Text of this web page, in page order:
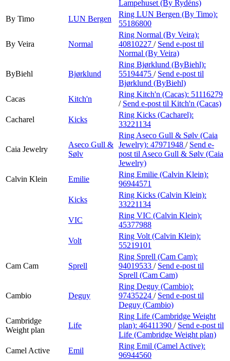
Lampehuset (By Rydéns)
By Timo
LUN Bergen
Ring LUN Bergen (By Timo):
55186800
By Veira Normal
Ring Normal (By Veira):
40810227 / Send e-post til
Normal (By Veira)
ByBiehl Bjørklund
Ring Bjørklund (ByBiehl):
55194475 / Send e-post til
Bjørklund (ByBiehl)
Cacas
Kitch'n
Ring Kitch'n (Cacas): 51116279
/ Send e-post til Kitch'n (Cacas)
Cacharel
Kicks
Ring Kicks (Cacharel):
33221134
Caia Jewelry
Aseco Gull &
Sølv
Ring Aseco Gull & Sølv (Caia
Jewelry): 47971948 / Send e-
post til Aseco Gull & Sølv (Caia
Jewelry)
Calvin Klein
Emilie
Ring Emilie (Calvin Klein):
96944571
Kicks
Ring Kicks (Calvin Klein):
33221134
VIC
Ring VIC (Calvin Klein):
45377988
Volt
Ring Volt (Calvin Klein):
55219101
Cam Cam Sprell
Ring Sprell (Cam Cam):
94019533 / Send e-post til
Sprell (Cam Cam)
Cambio Deguy
Ring Deguy (Cambio):
97435224 / Send e-post til
Deguy (Cambio)
Cambridge
Weight plan
Life
Ring Life (Cambridge Weight
plan): 46411390 / Send e-post til
Life (Cambridge Weight plan)
Camel Active
Emil
Ring Emil (Camel Active):
96944560